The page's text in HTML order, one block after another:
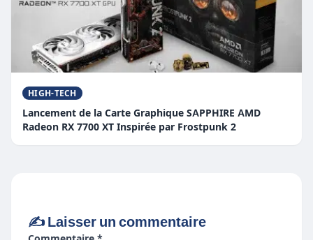
HIGH-TECH
Lancement de la Carte Graphique SAPPHIRE AMD
Radeon RX 7700 XT Inspirée par Frostpunk 2
✍️ Laisser un commentaire